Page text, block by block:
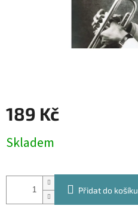
189 Kč
cena:
Skladem
Přidat do košíku